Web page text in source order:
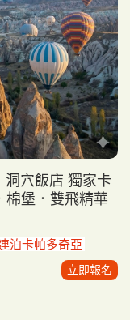
洞穴飯店 獨家卡
棉堡．雙飛精華
泊卡帕多奇亞
立即報名